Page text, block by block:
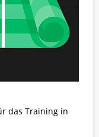
das Training in